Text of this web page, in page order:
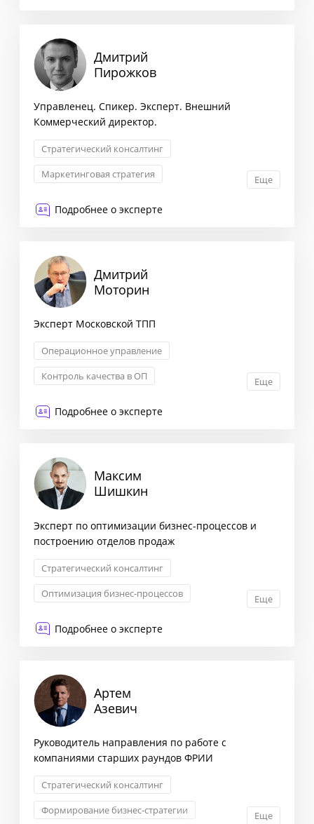
Дмитрий
Пирожков
Управленец. Спикер. Эксперт. Внешний
Коммерческий директор.
Стратегический консалтинг
Маркетинговая стратегия
Еще
Подробнее о эксперте
Дмитрий
Моторин
Эксперт Московской ТПП
Операционное управление
Контроль качества в ОП
Еще
Подробнее о эксперте
Максим
Шишкин
Эксперт по оптимизации бизнес-процессов и
построению отделов продаж
Стратегический консалтинг
Оптимизация бизнес-процессов
Еще
Подробнее о эксперте
Артем
Азевич
Руководитель направления по работе с
компаниями старших раундов ФРИИ
Стратегический консалтинг
Формирование бизнес-стратегии
Еще